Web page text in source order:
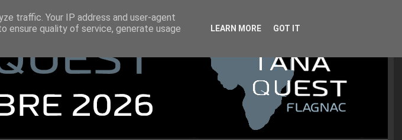
traffic. Your IP address and user-agent
ensure quality of service, generate usage
LEARN MORE GOT IT